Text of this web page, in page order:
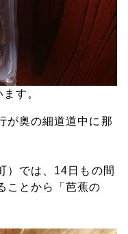
す。
が奥の細道道中に那
）では、14日もの間
ことから「芭蕉の